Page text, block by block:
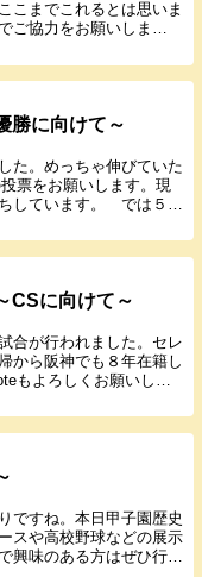
こまでこれるとは思いま
ご協力をお願いしま
に向けて～
た。めっちゃ伸びていた
票をお願いします。現
しています。 では５月
に向けて～
合が行われました。セレ
から阪神でも８年在籍し
もよろしくお願いしま
ですね。本日甲子園歴史
スや高校野球などの展示
興味のある方はぜひ行っ